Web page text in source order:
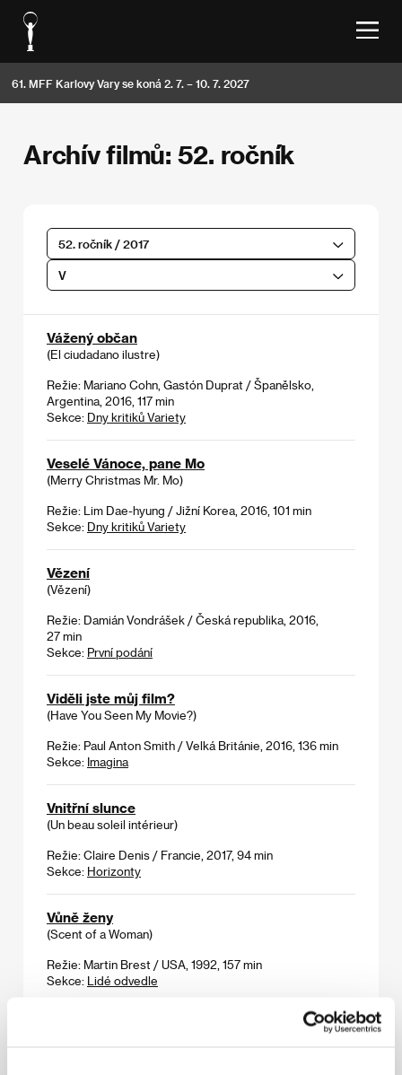
61. MFF Karlovy Vary se koná 2. 7. – 10. 7. 2027
Archív filmů: 52. ročník
52. ročník / 2017
V
Vážený občan
(El ciudadano ilustre)
Režie: Mariano Cohn, Gastón Duprat / Španělsko,
Argentina, 2016, 117 min
Sekce: Dny kritiků Variety
Veselé Vánoce, pane Mo
(Merry Christmas Mr. Mo)
Režie: Lim Dae-hyung / Jižní Korea, 2016, 101 min
Sekce: Dny kritiků Variety
Vězení
(Vězení)
Režie: Damián Vondrášek / Česká republika, 2016,
27 min
Sekce: První podání
Viděli jste můj film?
(Have You Seen My Movie?)
Režie: Paul Anton Smith / Velká Británie, 2016, 136 min
Sekce: Imagina
Vnitřní slunce
(Un beau soleil intérieur)
Režie: Claire Denis / Francie, 2017, 94 min
Sekce: Horizonty
Vůně ženy
(Scent of a Woman)
Režie: Martin Brest / USA, 1992, 157 min
Sekce: Lidé odvedle